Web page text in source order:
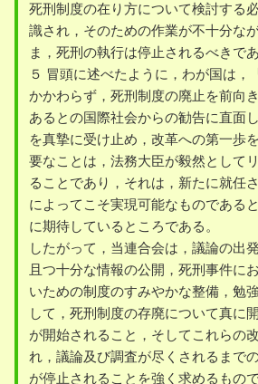
死刑制度の在り方について検討する
識され，そのための作業が不十分な
ま，死刑の執行は停止されるべきであ
５ 冒頭に述べたように，わが国は，
かかわらず，死刑制度の廃止を前向
あるとの国際社会からの勧告に直面
を真摯に受け止め，改革への第一歩
要なことは，法務大臣が毅然として
ることであり，それは，新たに就任
によってこそ実現可能なものである
に期待しているところである。
したがって，当連合会は，議論の出
且つ十分な情報の公開，死刑事件に
いための制度のすみやかな整備，勉
して，死刑制度の存廃について真に
が開始されること，そしてこれらの
れ，議論及び調査が尽くされるまで
が停止されることを強く求めるもので